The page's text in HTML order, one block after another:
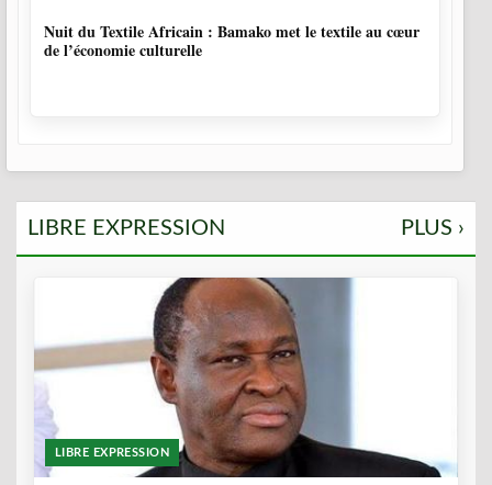
Nuit du Textile Africain : Bamako met le textile au cœur
de l’économie culturelle
LIBRE EXPRESSION PLUS ›
LIBRE EXPRESSION